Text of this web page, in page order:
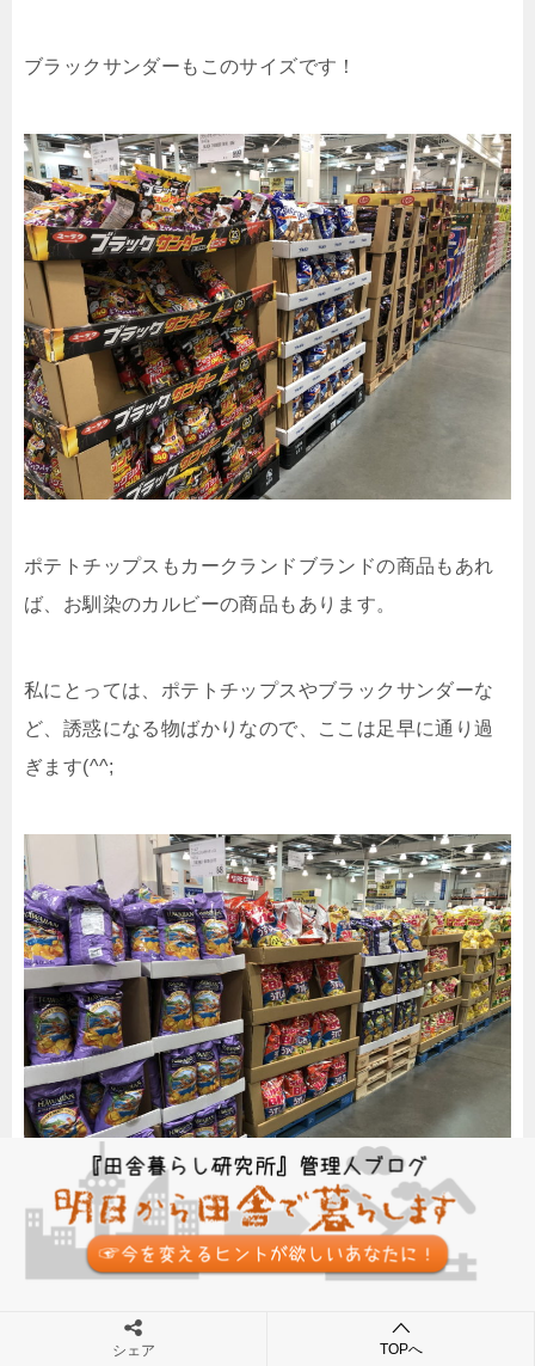
ブラックサンダーもこのサイズです！
ポテトチップスもカークランドブランドの商品もあれ
ば、お馴染のカルビーの商品もあります。
私にとっては、ポテトチップスやブラックサンダーな
ど、誘惑になる物ばかりなので、ここは足早に通り過
ぎます(^^;
買い物が終わったら、お楽しみのフードコートです。
この日は食べませんでしたが、フリードリンク付きの
シェア TOPへ